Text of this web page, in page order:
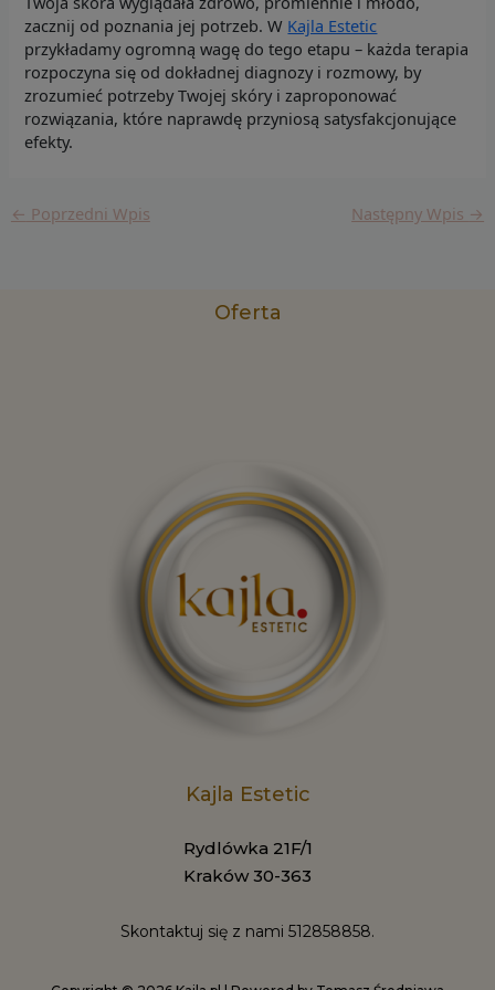
zacznij od poznania jej potrzeb. W Kajla Estetic
przykładamy ogromną wagę do tego etapu – każda terapia
rozpoczyna się od dokładnej diagnozy i rozmowy, by
zrozumieć potrzeby Twojej skóry i zaproponować
rozwiązania, które naprawdę przyniosą satysfakcjonujące
efekty.
← Poprzedni Wpis Następny Wpis →
Oferta
Kajla Estetic
Rydlówka 21F/1
Kraków 30-363
Skontaktuj się z nami 512858858.